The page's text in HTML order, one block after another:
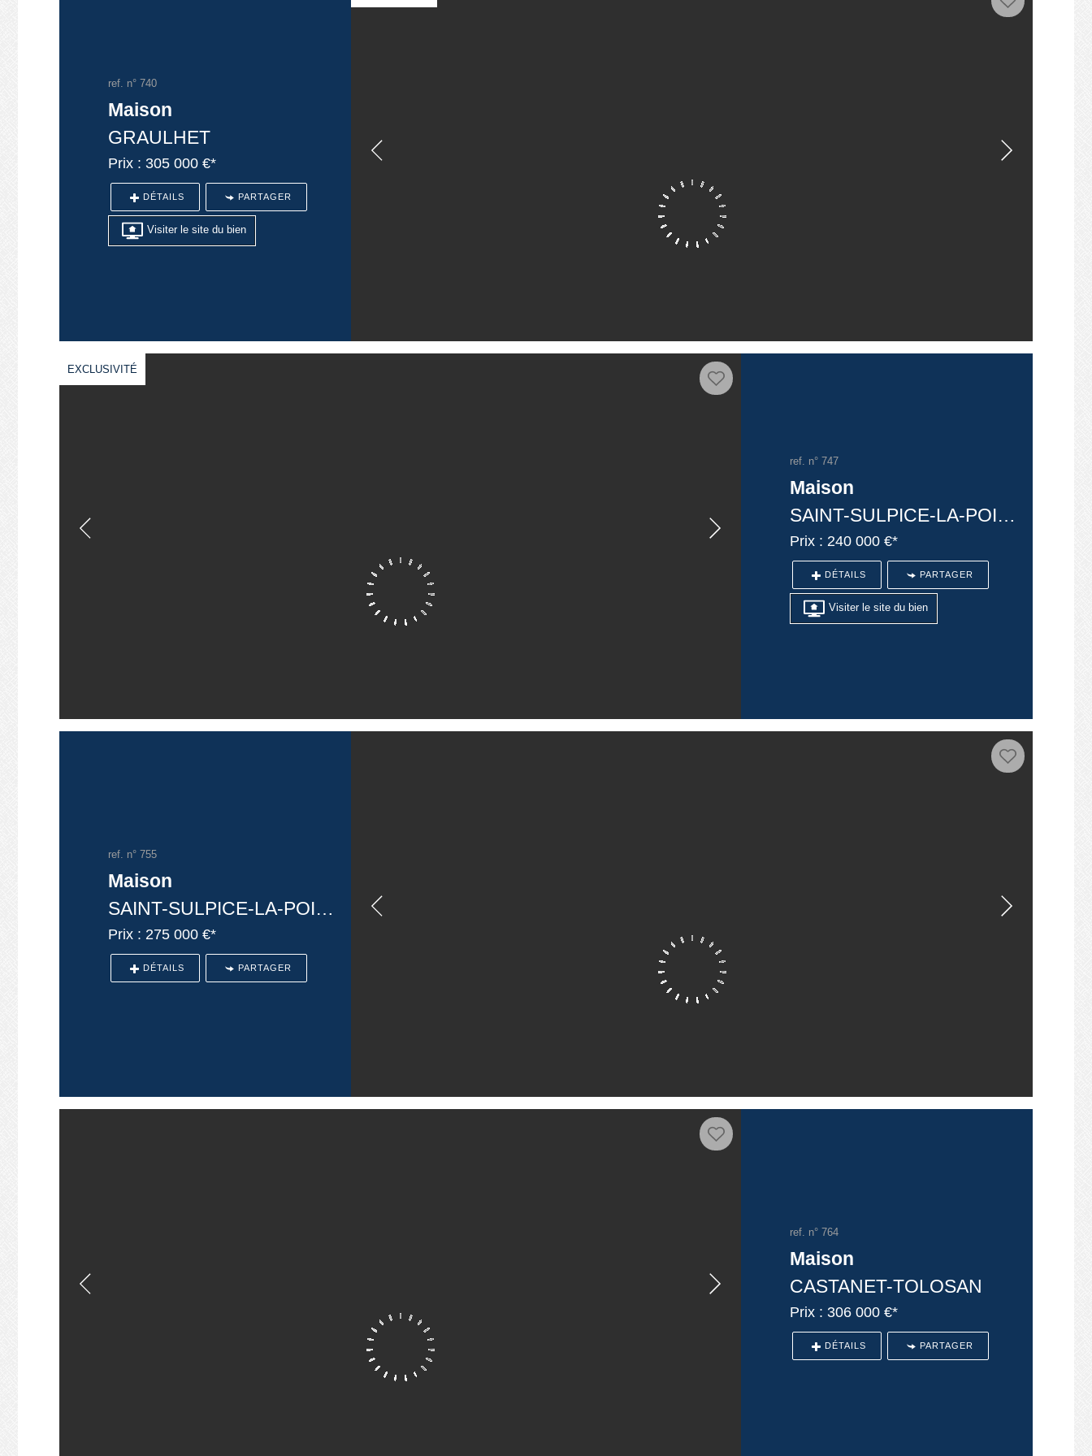
ref. n° 740
Maison
GRAULHET
Prix : 305 000 €*
DÉTAILS PARTAGER
Visiter le site du bien
EXCLUSIVITÉ
ref. n° 747
Maison
SAINT-SULPICE-LA-POINTE
Prix : 240 000 €*
DÉTAILS PARTAGER
Visiter le site du bien
ref. n° 755
Maison
SAINT-SULPICE-LA-POINTE
Prix : 275 000 €*
DÉTAILS PARTAGER
ref. n° 764
Maison
CASTANET-TOLOSAN
Prix : 306 000 €*
DÉTAILS PARTAGER